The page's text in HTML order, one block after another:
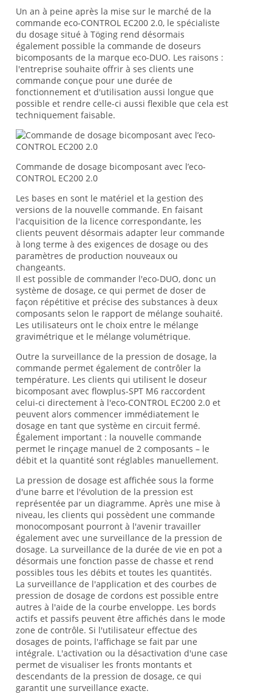
Un an à peine après la mise sur le marché de la
commande eco-CONTROL EC200 2.0, le spécialiste
du dosage situé à Töging rend désormais
également possible la commande de doseurs
bicomposants de la marque eco-DUO. Les raisons :
l'entreprise souhaite offrir à ses clients une
commande conçue pour une durée de
fonctionnement et d'utilisation aussi longue que
possible et rendre celle-ci aussi flexible que cela est
techniquement faisable.
Commande de dosage bicomposant avec l’eco-
CONTROL EC200 2.0
Les bases en sont le matériel et la gestion des
versions de la nouvelle commande. En faisant
l'acquisition de la licence correspondante, les
clients peuvent désormais adapter leur commande
à long terme à des exigences de dosage ou des
paramètres de production nouveaux ou
changeants.
Il est possible de commander l'eco-DUO, donc un
système de dosage, ce qui permet de doser de
façon répétitive et précise des substances à deux
composants selon le rapport de mélange souhaité.
Les utilisateurs ont le choix entre le mélange
gravimétrique et le mélange volumétrique.
Outre la surveillance de la pression de dosage, la
commande permet également de contrôler la
température. Les clients qui utilisent le doseur
bicomposant avec flowplus-SPT M6 raccordent
celui-ci directement à l'eco-CONTROL EC200 2.0 et
peuvent alors commencer immédiatement le
dosage en tant que système en circuit fermé.
Également important : la nouvelle commande
permet le rinçage manuel de 2 composants – le
débit et la quantité sont réglables manuellement.
La pression de dosage est affichée sous la forme
d'une barre et l'évolution de la pression est
représentée par un diagramme. Après une mise à
niveau, les clients qui possèdent une commande
monocomposant pourront à l'avenir travailler
également avec une surveillance de la pression de
dosage. La surveillance de la durée de vie en pot a
désormais une fonction passe de chasse et rend
possibles tous les débits et toutes les quantités.
La surveillance de l'application et des courbes de
pression de dosage de cordons est possible entre
autres à l'aide de la courbe enveloppe. Les bords
actifs et passifs peuvent être affichés dans le mode
zone de contrôle. Si l'utilisateur effectue des
dosages de points, l'affichage se fait par une
intégrale. L'activation ou la désactivation d'une case
permet de visualiser les fronts montants et
descendants de la pression de dosage, ce qui
garantit une surveillance exacte.